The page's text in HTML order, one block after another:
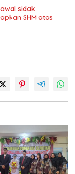
sidak
SHM atas